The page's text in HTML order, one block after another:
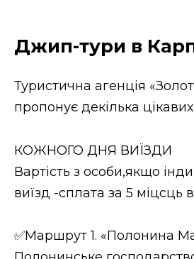
Джип-тури в
Туристична агенція
пропонує декілька
КОЖНОГО ДНЯ ВИЇЗДИ
Вартість з особи,якщо
виїзд -сплата за 5 міцсць
✅Маршрут 1. «Полонина